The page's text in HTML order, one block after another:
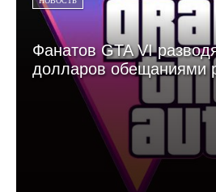
Фанатов GTA VI
долларов обещаниями